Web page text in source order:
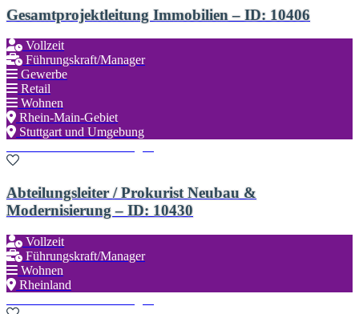
Gesamtprojektleitung Immobilien – ID: 10406
Vollzeit
Führungskraft/Manager
Gewerbe
Retail
Wohnen
Rhein-Main-Gebiet
Stuttgart und Umgebung
Abteilungsleiter / Prokurist Neubau &
Modernisierung – ID: 10430
Vollzeit
Führungskraft/Manager
Wohnen
Rheinland